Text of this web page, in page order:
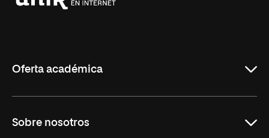
Oferta académica
Másteres Oficiales
Sobre nosotros